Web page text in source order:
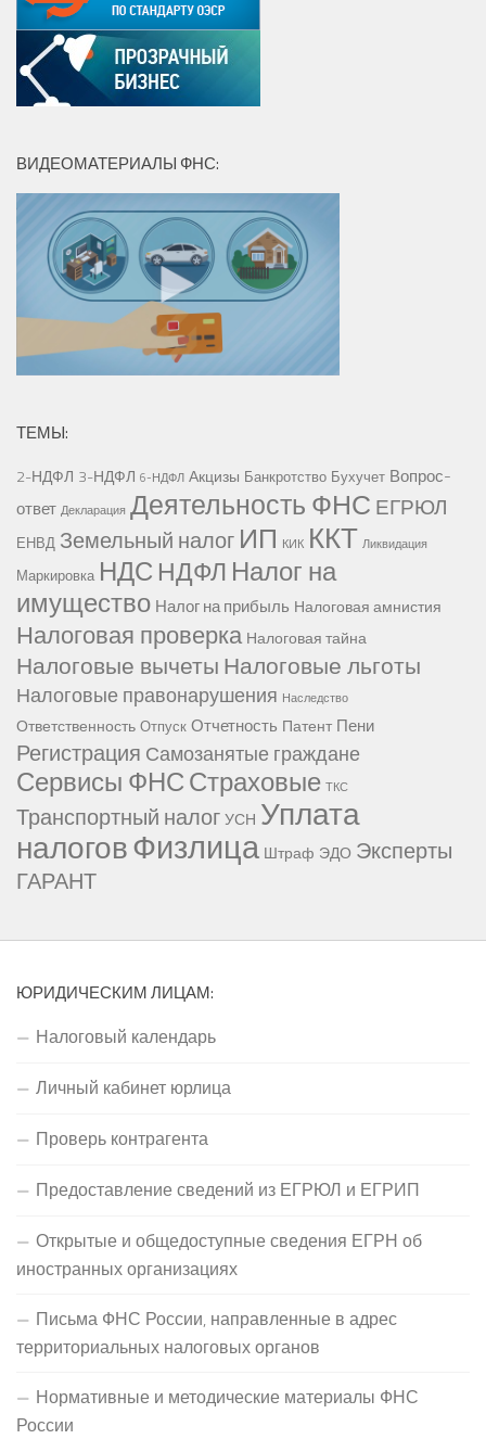
ВИДЕОМАТЕРИАЛЫ ФНС:
ТЕМЫ:
2-НДФЛ 3-НДФЛ 6-НДФЛ Акцизы Банкротство Бухучет Вопрос-
ответ Декларация Деятельность ФНС ЕГРЮЛ
ЕНВД Земельный налог ИП КИК ККТ Ликвидация
Маркировка НДС НДФЛ Налог на
имущество Налог на прибыль Налоговая амнистия
Налоговая проверка Налоговая тайна
Налоговые вычетыНалоговые льготы
Налоговые правонарушения Наследство
Ответственность Отпуск Отчетность Патент Пени
Регистрация Самозанятые граждане
Сервисы ФНССтраховые ТКС
Транспортный налогУСН Уплата
налоговФизлица Штраф ЭДО Эксперты
ГАРАНТ
ЮРИДИЧЕСКИМ ЛИЦАМ:
Налоговый календарь
Личный кабинет юрлица
Проверь контрагента
Предоставление сведений из ЕГРЮЛ и ЕГРИП
Открытые и общедоступные сведения ЕГРН об
иностранных организациях
Письма ФНС России, направленные в адрес
территориальных налоговых органов
Нормативные и методические материалы ФНС
России